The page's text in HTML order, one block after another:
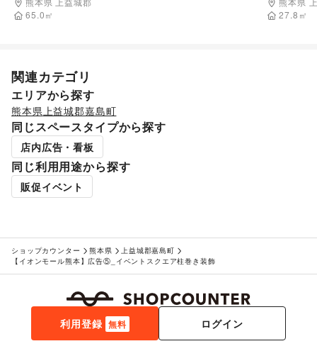
65.0㎡
27.8 ㎡
関連カテゴリ
エリアから探す
熊本県上益城郡嘉島町
同じスペースタイプから探す
店内広告・看板
同じ利用用途から探す
販促イベント
ショップカウンター 熊本県
上益城郡嘉島町
【イオンモール熊本】広告⑤_イベントスクエア柱巻き装飾
利用登録 無料 ログイン